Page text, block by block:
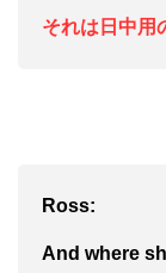
それは日中用
Ross:
And where